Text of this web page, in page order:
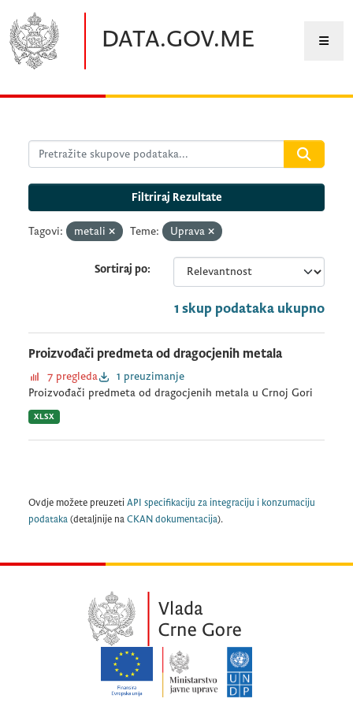
DATA.GOV.ME
Filtriraj Rezultate
Tagovi: metali Teme: Uprava
Sortiraj po
1 skup podataka ukupno
Proizvođači predmeta od dragocjenih metala
7 pregleda
1 preuzimanje
Proizvođači predmeta od dragocjenih metala u Crnoj Gori
XLSX
Ovdje možete preuzeti API specifikaciju za integraciju i konzumaciju
podataka (detaljnije na CKAN dokumentacija).